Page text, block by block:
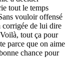
tout le temps
vouloir offensé
corrigée de lui dire
tout ça pour
parce que on aime
chance pour